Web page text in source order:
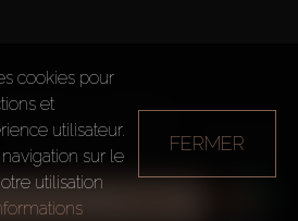
LES FILTRES
©2026 Tous droits réservés
Politique de confidentialité Plan du site
cookies pour
et
utilisateur.
sur le
utilisation
FERMER